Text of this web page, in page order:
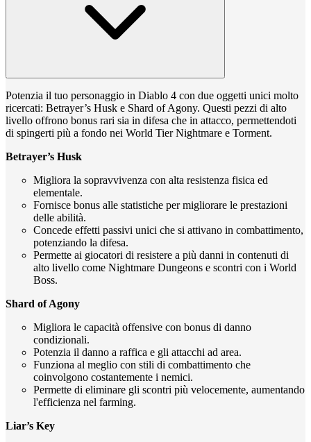
Potenzia il tuo personaggio in Diablo 4 con due oggetti unici molto
ricercati: Betrayer’s Husk e Shard of Agony. Questi pezzi di alto
livello offrono bonus rari sia in difesa che in attacco, permettendoti
di spingerti più a fondo nei World Tier Nightmare e Torment.
Betrayer’s Husk
Migliora la sopravvivenza con alta resistenza fisica ed
elementale.
Fornisce bonus alle statistiche per migliorare le prestazioni
delle abilità.
Concede effetti passivi unici che si attivano in combattimento,
potenziando la difesa.
Permette ai giocatori di resistere a più danni in contenuti di
alto livello come Nightmare Dungeons e scontri con i World
Boss.
Shard of Agony
Migliora le capacità offensive con bonus di danno
condizionali.
Potenzia il danno a raffica e gli attacchi ad area.
Funziona al meglio con stili di combattimento che
coinvolgono costantemente i nemici.
Permette di eliminare gli scontri più velocemente, aumentando
l'efficienza nel farming.
Liar’s Key